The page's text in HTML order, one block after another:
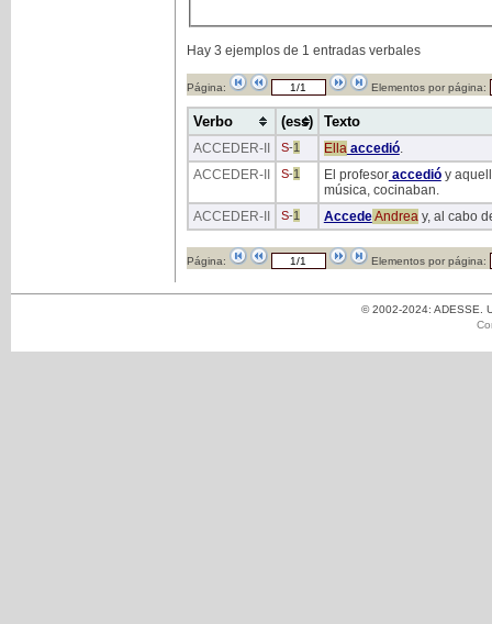
Hay 3 ejemplos de 1 entradas verbales
Página: Elementos por página:
Verbo (ess) Texto
ACCEDER-II S-1 Ellaaccedió.
ACCEDER-II S-1 El profesoraccedióy
música, cocinaban.
ACCEDER-II S-1 AccedeAndreay, al cabo
Página: Elementos por página:
© 2002-2024: ADESSE.